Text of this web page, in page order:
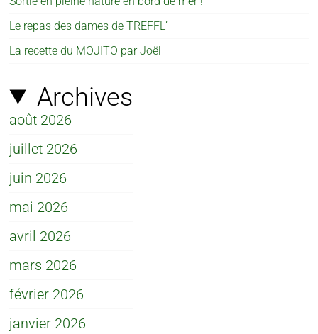
Le repas des dames de TREFFL’
La recette du MOJITO par Joël
Archives
août 2026
juillet 2026
juin 2026
mai 2026
avril 2026
mars 2026
février 2026
janvier 2026